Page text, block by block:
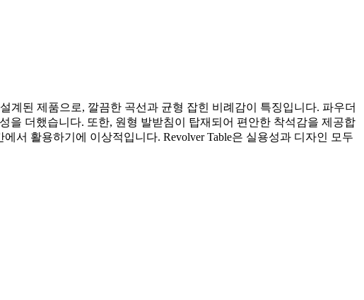
계된 제품으로, 깔끔한 곡선과 균형 잡힌 비례감이 특징입니다. 파우더
을 더했습니다. 또한, 원형 발받침이 탑재되어 편안한 착석감을 제공합
서 활용하기에 이상적입니다. Revolver Table은 실용성과 디자인 모두